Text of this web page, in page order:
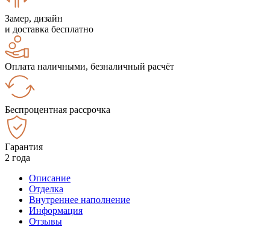
Замер, дизайн
и доставка бесплатно
Оплата наличными, безналичный расчёт
Беспроцентная рассрочка
Гарантия
2 года
Описание
Отделка
Внутреннее наполнение
Информация
Отзывы